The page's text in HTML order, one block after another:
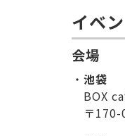
イベ
会場
池袋
BOX
〒